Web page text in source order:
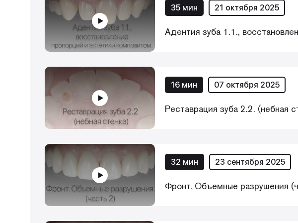
35 мин 21 октября 2025
Адентия зуба 1.1.,
16 мин 07 октября 2025
Реставрация зуба 2.2. (небная
32 мин 23 сентября 2025
Фронт. Объемные разрушения